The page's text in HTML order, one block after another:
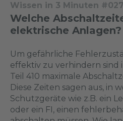
Wissen in 3 Minuten #027
Welche
elektrische Anlagen?
Um gefährliche
effektiv zu verhindern sind
Teil 410 maximale
Diese Zeiten sagen aus, in
Schutzgeräte wie z.B. ein
oder ein FI, einen